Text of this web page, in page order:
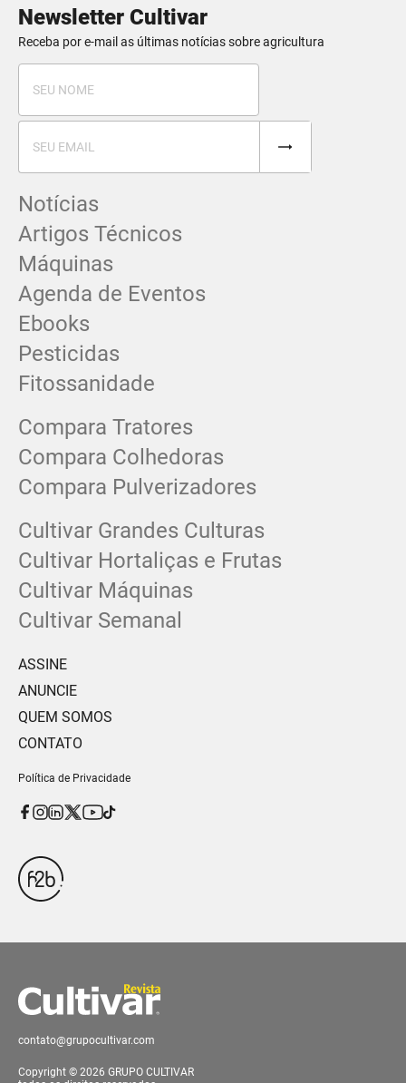
Newsletter Cultivar
Receba por e-mail as últimas notícias sobre agricultura
Notícias
Artigos Técnicos
Máquinas
Agenda de Eventos
Ebooks
Pesticidas
Fitossanidade
Compara Tratores
Compara Colhedoras
Compara Pulverizadores
Cultivar Grandes Culturas
Cultivar Hortaliças e Frutas
Cultivar Máquinas
Cultivar Semanal
ASSINE
ANUNCIE
QUEM SOMOS
CONTATO
Política de Privacidade
contato@grupocultivar.com
Copyright © 2026 GRUPO CULTIVAR